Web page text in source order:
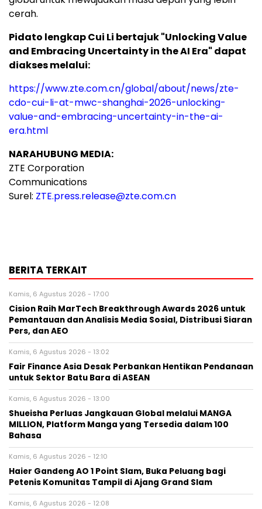
cerah.
Pidato lengkap Cui Li bertajuk "Unlocking Value
and Embracing Uncertainty in the AI Era" dapat
diakses melalui:
https://www.zte.com.cn/global/about/news/zte-
cdo-cui-li-at-mwc-shanghai-2026-unlocking-
value-and-embracing-uncertainty-in-the-ai-
era.html
NARAHUBUNG MEDIA:
ZTE Corporation
Communications
Surel: ZTE.press.release@zte.com.cn
BERITA TERKAIT
Kamis, 6 Agustus 2026 - 17:00
Cision Raih MarTech Breakthrough Awards 2026 untuk
Pemantauan dan Analisis Media Sosial, Distribusi Siaran
Pers, dan AEO
Kamis, 6 Agustus 2026 - 13:02
Fair Finance Asia Desak Perbankan Hentikan Pendanaan
untuk Sektor Batu Bara di ASEAN
Kamis, 6 Agustus 2026 - 13:00
Shueisha Perluas Jangkauan Global melalui MANGA
MILLION, Platform Manga yang Tersedia dalam 100
Bahasa
Kamis, 6 Agustus 2026 - 12:10
Haier Gandeng AO 1 Point Slam, Buka Peluang bagi
Petenis Komunitas Tampil di Ajang Grand Slam
Kamis, 6 Agustus 2026 - 12:08